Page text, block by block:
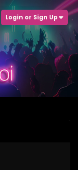
Login or Sign Up